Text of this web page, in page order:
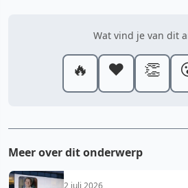
Wat vind je van dit
🔥 ❤️ 👏
Meer over dit onderwerp
2 juli 2026